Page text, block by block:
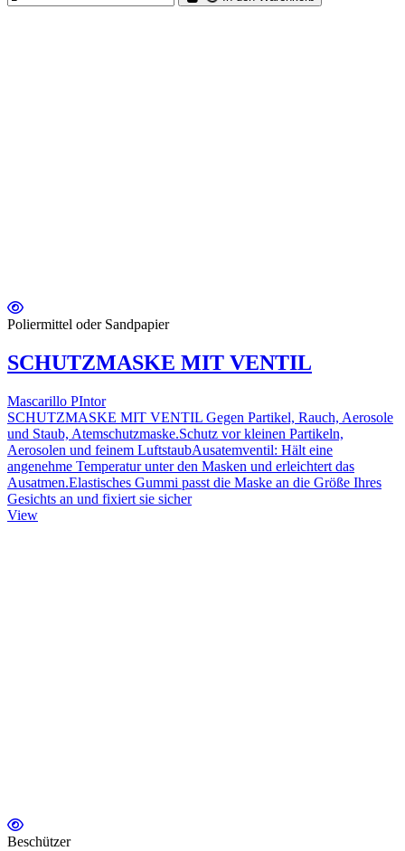
Poliermittel oder Sandpapier
SCHUTZMASKE MIT VENTIL
Mascarillo PIntor
SCHUTZMASKE MIT VENTIL Gegen Partikel, Rauch, Aerosole
und Staub, Atemschutzmaske.Schutz vor kleinen Partikeln,
Aerosolen und feinem LuftstaubAusatemventil: Hält eine
angenehme Temperatur unter den Masken und erleichtert das
Ausatmen.Elastisches Gummi passt die Maske an die Größe Ihres
Gesichts an und fixiert sie sicher
View
Beschützer